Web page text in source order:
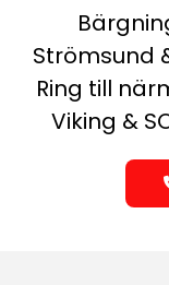
Strömsund
Ring till
Viking &